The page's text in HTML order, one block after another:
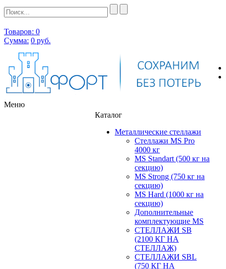
Товаров: 0
Сумма: 0 руб.
Меню
Каталог
Металлические стеллажи
Стеллажи MS Pro
4000 кг
MS Standart (500 кг на
секцию)
MS Strong (750 кг на
секцию)
MS Hard (1000 кг на
секцию)
Дополнительные
комплектующие MS
СТЕЛЛАЖИ SB
(2100 КГ НА
СТЕЛЛАЖ)
СТЕЛЛАЖИ SBL
(750 КГ НА